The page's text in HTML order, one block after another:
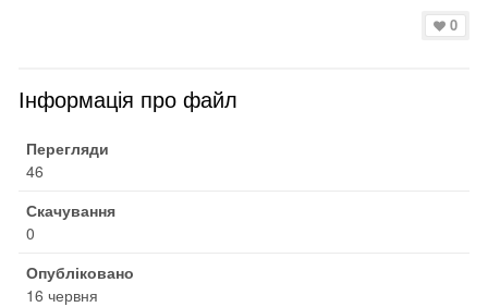
0
Інформація про файл
Перегляди
46
Скачування
0
Опубліковано
16 червня